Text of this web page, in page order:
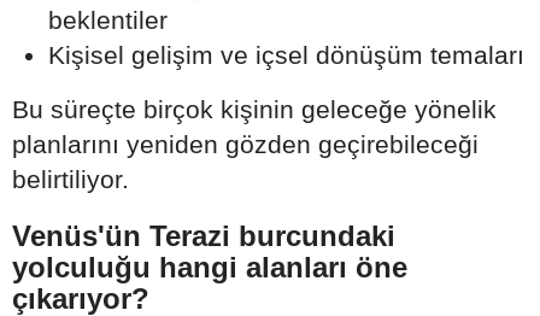
beklentiler
Kişisel gelişim ve içsel dönüşüm temaları
Bu süreçte birçok kişinin geleceğe yönelik
planlarını yeniden gözden geçirebileceği
belirtiliyor.
Venüs'ün Terazi burcundaki
yolculuğu hangi alanları öne
çıkarıyor?